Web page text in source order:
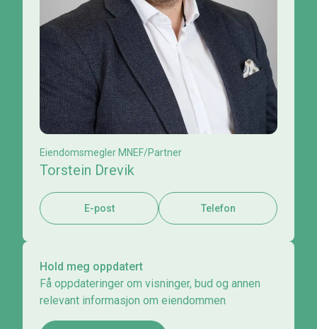
Eiendomsmegler MNEF/Partner
Torstein Drevik
E-post Telefon
Hold meg oppdatert
Få oppdateringer om visninger, bud og annen
relevant informasjon om eiendommen